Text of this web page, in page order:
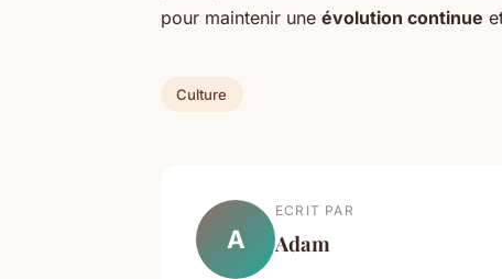
pour maintenir une évolution continue
Culture
A
ECRIT PAR
Adam